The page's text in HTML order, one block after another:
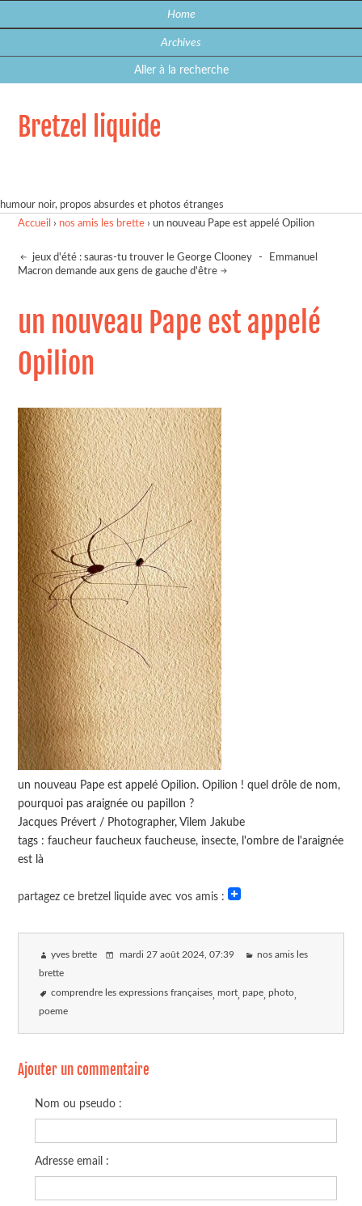
Home
Archives
Aller à la recherche
Bretzel liquide
humour noir, propos absurdes et photos étranges
Accueil › nos amis les brette ›un nouveau Pape est appelé Opilion
jeux d'été : sauras-tu trouver le George Clooney -
Emmanuel
Macron demande aux gens de gauche d'être
un nouveau Pape est appelé
Opilion
un nouveau Pape est appelé Opilion. Opilion ! quel drôle de nom,
pourquoi pas araignée ou papillon ?
Jacques Prévert / Photographer, Vilem Jakube
tags : faucheur faucheux faucheuse, insecte, l'ombre de l'araignée
est là
partagez ce bretzel liquide avec vos amis :
yves brette mardi 27 août 2024, 07:39 nos amis les
brette
comprendre les expressions françaises mort pape photo
poeme
Ajouter un commentaire
Nom ou pseudo :
Adresse email :